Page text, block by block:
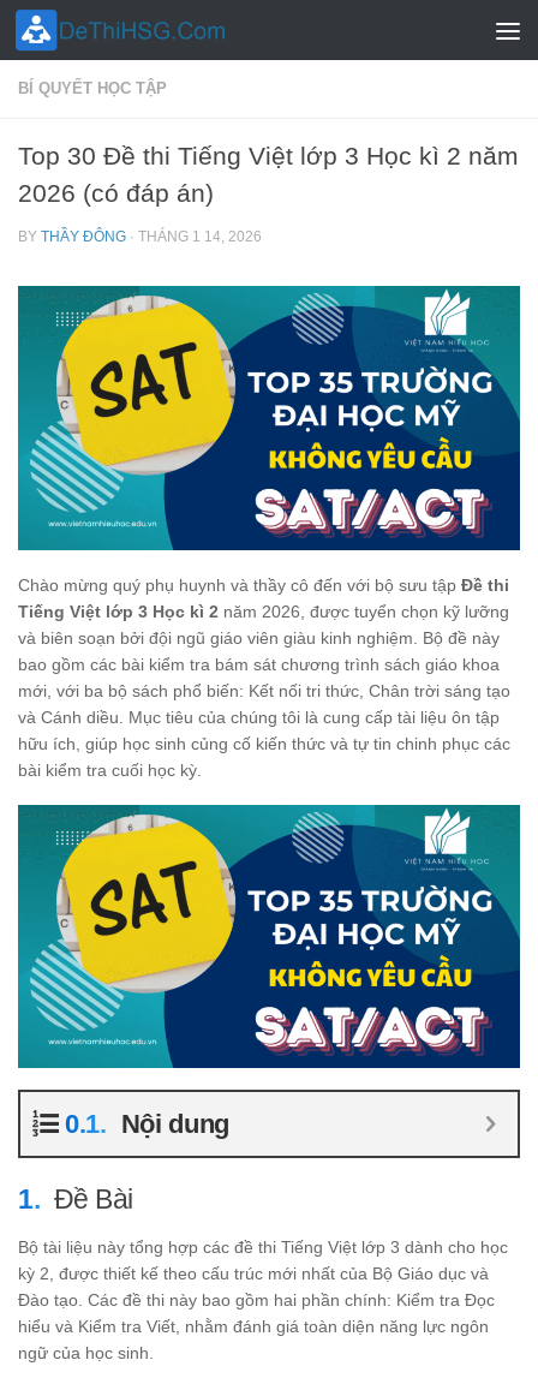
Skip to content
BÍ QUYẾT HỌC TẬP
Top 30 Đề thi Tiếng Việt lớp 3 Học kì 2 năm
2026 (có đáp án)
BY THẦY ĐÔNG · THÁNG 1 14, 2026
Chào mừng quý phụ huynh và thầy cô đến với bộ sưu tập Đề thi
Tiếng Việt lớp 3 Học kì 2 năm 2026, được tuyển chọn kỹ lưỡng
và biên soạn bởi đội ngũ giáo viên giàu kinh nghiệm. Bộ đề này
bao gồm các bài kiểm tra bám sát chương trình sách giáo khoa
mới, với ba bộ sách phổ biến: Kết nối tri thức, Chân trời sáng tạo
và Cánh diều. Mục tiêu của chúng tôi là cung cấp tài liệu ôn tập
hữu ích, giúp học sinh củng cố kiến thức và tự tin chinh phục các
bài kiểm tra cuối học kỳ.
Nội dung
Đề Bài
Bộ tài liệu này tổng hợp các đề thi Tiếng Việt lớp 3 dành cho học
kỳ 2, được thiết kế theo cấu trúc mới nhất của Bộ Giáo dục và
Đào tạo. Các đề thi này bao gồm hai phần chính: Kiểm tra Đọc
hiểu và Kiểm tra Viết, nhằm đánh giá toàn diện năng lực ngôn
ngữ của học sinh.